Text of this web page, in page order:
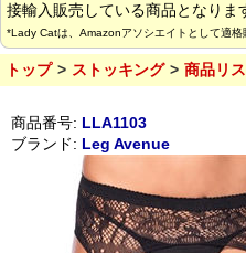
接輸入販売している商品となりま
*Lady Catは、Amazonアソシエイトとして適格
トップ ストッキング 商品リ
商品番号: LLA1103
ブランド: Leg Avenue